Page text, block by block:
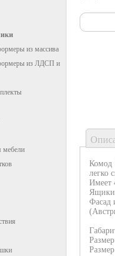
из массива
из ЛДСП и
мебели
Комод
легко
Имеет
Ящики
Фасад